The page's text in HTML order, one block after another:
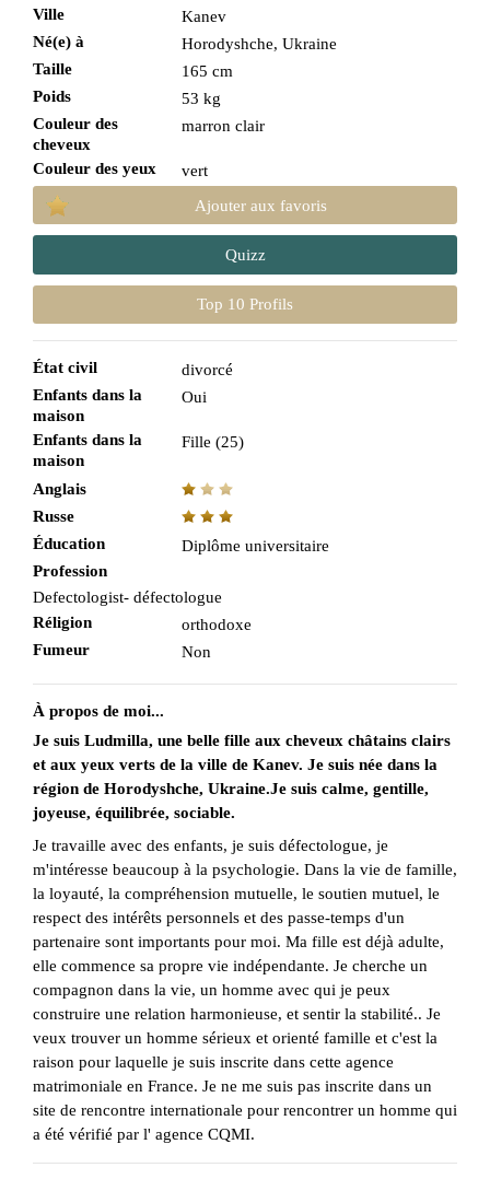
Ville
Kanev
Né(e) à
Horodyshche, Ukraine
Taille
165 cm
Poids
53 kg
Couleur des
cheveux
marron clair
Couleur des yeux
vert
Ajouter aux favoris
Quizz
Top 10 Profils
État civil
divorcé
Enfants dans la
maison
Oui
Enfants dans la
maison
Fille (25)
Anglais
Russe
Éducation
Diplôme universitaire
Profession
Defectologist- défectologue
Réligion
orthodoxe
Fumeur
Non
À propos de moi...
Je suis Ludmilla, une belle fille aux cheveux châtains clairs
et aux yeux verts de la ville de Kanev. Je suis née dans la
région de Horodyshche, Ukraine.Je suis calme, gentille,
joyeuse, équilibrée, sociable.
Je travaille avec des enfants, je suis défectologue, je
m'intéresse beaucoup à la psychologie. Dans la vie de famille,
la loyauté, la compréhension mutuelle, le soutien mutuel, le
respect des intérêts personnels et des passe-temps d'un
partenaire sont importants pour moi. Ma fille est déjà adulte,
elle commence sa propre vie indépendante. Je cherche un
compagnon dans la vie, un homme avec qui je peux
construire une relation harmonieuse, et sentir la stabilité.. Je
veux trouver un homme sérieux et orienté famille et c'est la
raison pour laquelle je suis inscrite dans cette agence
matrimoniale en France. Je ne me suis pas inscrite dans un
site de rencontre internationale pour rencontrer un homme qui
a été vérifié par l' agence CQMI.